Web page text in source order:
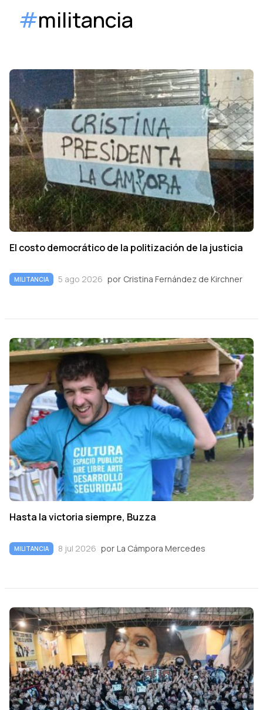
#militancia
El costo democrático de la politización de la justicia
MILITANCIA 5 ago 2026 por Cristina Fernández de Kirchner
Hasta la victoria siempre, Buzza
MILITANCIA 8 jul 2026 por La Cámpora Mercedes